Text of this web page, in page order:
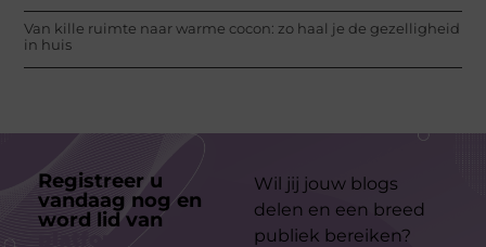
Van kille ruimte naar warme cocon: zo haal je de gezelligheid
in huis
Registreer u
vandaag nog en
word lid van
Wil jij jouw blogs
delen en een breed
publiek bereiken?